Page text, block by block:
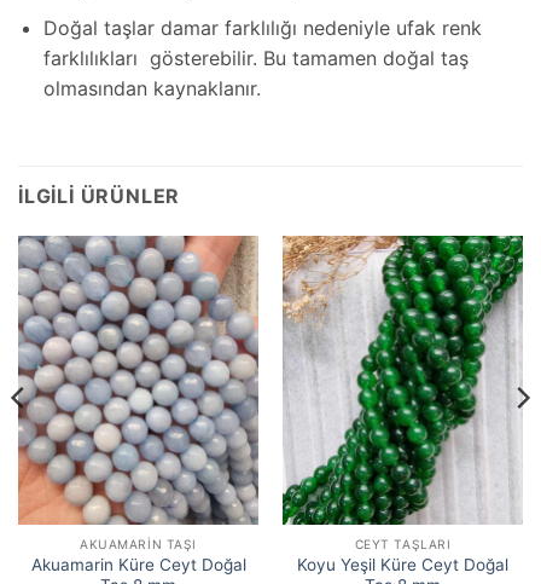
Doğal taşlar damar farklılığı nedeniyle ufak renk
farklılıkları gösterebilir. Bu tamamen doğal taş
olmasından kaynaklanır.
İLGILI ÜRÜNLER
AKUAMARIN TAŞI
Akuamarin Küre Ceyt Doğal
CEYT TAŞLARI
Koyu Yeşil Küre Ceyt Doğal